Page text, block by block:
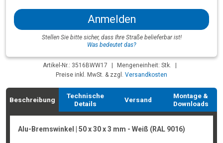
Anmelden
Stellen Sie bitte sicher, dass Ihre Straße belieferbar ist!
Was bedeutet das?
Artikel-Nr.: 3516BWW17 | Mengeneinheit: Stk.
|
Preise inkl. MwSt. & zzgl. Versandkosten
Beschreibung
Technische
Details
Versand
Montage &
Downloads
Alu-Bremswinkel | 50 x 30 x 3 mm - Weiß (RAL 9016)